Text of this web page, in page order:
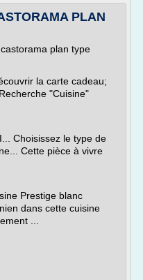
PLAN
plan type
la carte cadeau;
"Cuisine"
Choisissez le type de
Cette pièce à vivre
Prestige blanc
dans cette cuisine
...